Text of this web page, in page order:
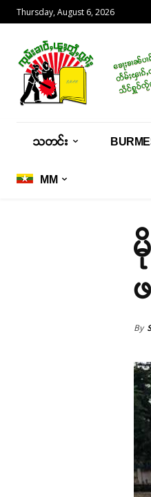
Thursday, August 6, 2026
သတင်း
MM
By